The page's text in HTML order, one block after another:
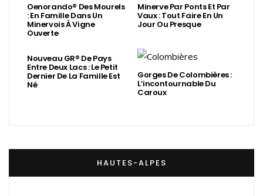
Oenorando® Des Mourels
: En Famille Dans Un
Minervois À Vigne
Ouverte
Minerve Par Ponts Et Par
Vaux : Tout Faire En Un
Jour Ou Presque
Nouveau GR® De Pays
Entre Deux Lacs : Le Petit
Dernier De La Famille Est
Né
Gorges De Colombières :
L’incontournable Du
Caroux
HAUTES-ALPES